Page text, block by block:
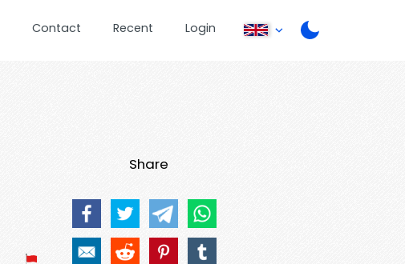
Contact Recent Login
Share